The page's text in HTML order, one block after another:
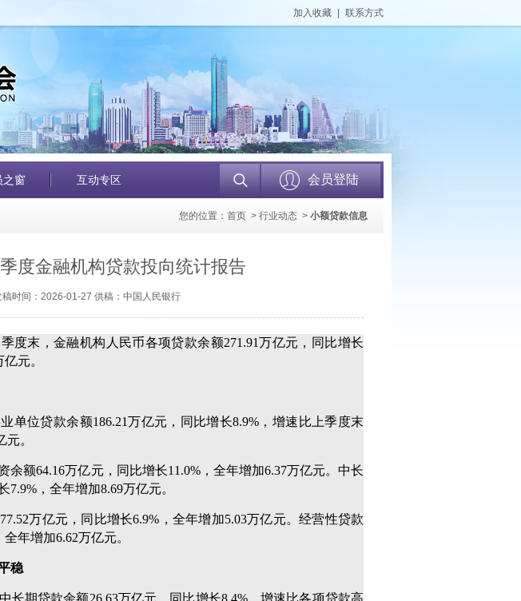
加入收藏 联系方式
之窗 互动专区 会员登陆
您的位置： 首页 > 行业动态 > 小额贷款信息
度金融机构贷款投向统计报告
稿时间：2026-01-27 供稿：中国人民银行
度末，金融机构人民币各项贷款余额271.91万亿元，同比增长
元。
单位贷款余额186.21万亿元，同比增长8.9%，增速比上季度末
。
余额64.16万亿元，同比增长11.0%，全年增加6.37万亿元。中长
，全年增加8.69万亿元。
万亿元，同比增长6.9%，全年增加5.03万亿元。经营性贷款
年增加6.62万亿元。
稳
长期贷款余额26.63万亿元，同比增长8.4%，增速比各项贷款高